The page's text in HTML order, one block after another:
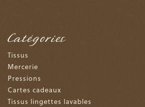
Catégories
Tissus
Mercerie
Pressions
Cartes cadeaux
Tissus lingettes lavables